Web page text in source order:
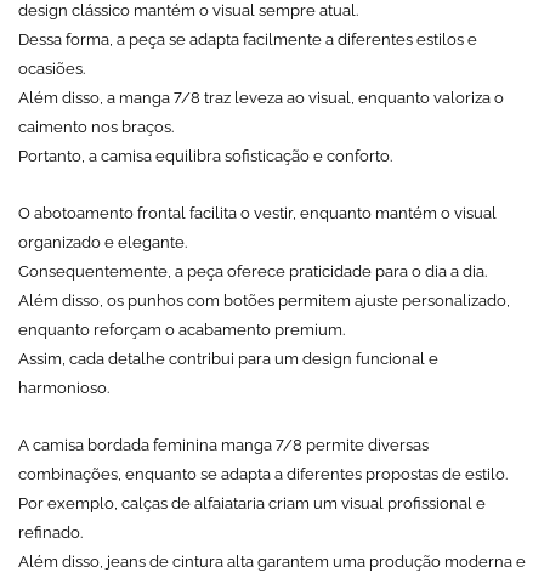
design clássico mantém o visual sempre atual.
Dessa forma, a peça se adapta facilmente a diferentes estilos e
ocasiões.
Além disso, a manga 7/8 traz leveza ao visual, enquanto valoriza o
caimento nos braços.
Portanto, a camisa equilibra sofisticação e conforto.
O abotoamento frontal facilita o vestir, enquanto mantém o visual
organizado e elegante.
Consequentemente, a peça oferece praticidade para o dia a dia.
Além disso, os punhos com botões permitem ajuste personalizado,
enquanto reforçam o acabamento premium.
Assim, cada detalhe contribui para um design funcional e
harmonioso.
A camisa bordada feminina manga 7/8 permite diversas
combinações, enquanto se adapta a diferentes propostas de estilo.
Por exemplo, calças de alfaiataria criam um visual profissional e
refinado.
Além disso, jeans de cintura alta garantem uma produção moderna e